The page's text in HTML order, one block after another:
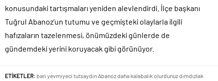
konusundaki tartışmaları yeniden alevlendirdi. İlçe başkanı
Tuğrul Abanoz’un tutumu ve geçmişteki olaylarla ilgili
hafızaların tazelenmesi, önümüzdeki günlerde de
gündemdeki yerini koruyacak gibi görünüyor.
ETİKETLER: bari yevmiyeci tutsaydın Abanoz daha kalabalık olurdunuz dımdızlak